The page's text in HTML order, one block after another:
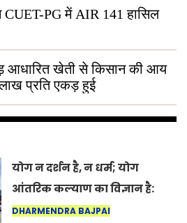
PG में AIR 141 हासिल
आधारित खेती से किसान की आय
प्रति एकड़ हुई
योग न दर्शन है, न धर्म; योग
आंतरिक कल्याण का विज्ञान है:
अंतरराष्ट्रीय योग दिवस 2026 पर
DHARMENDRA BAJPAI